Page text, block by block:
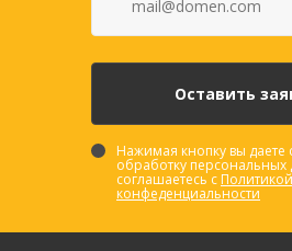
Нажимая кнопку вы даете
обработку персональных
соглашаетесь с Политикой
конфеденциальности